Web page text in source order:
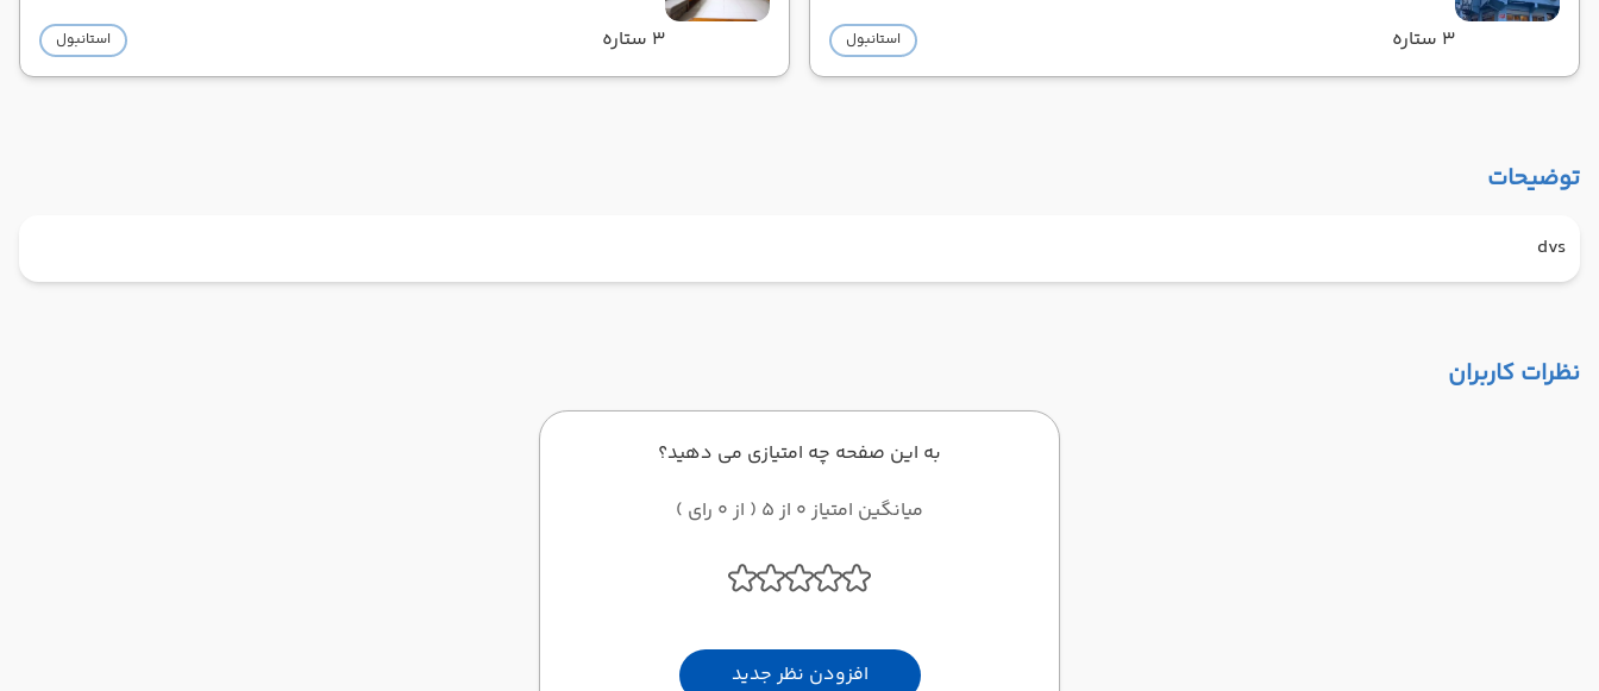
3 ستاره
استانبول
3 ستاره
استانبول
توضیحات
dvs
نظرات کاربران
به این صفحه چه امتیازی می دهید؟
میانگین امتیاز 0 از 5 ( از 0 رای )
افزودن نظر جدید